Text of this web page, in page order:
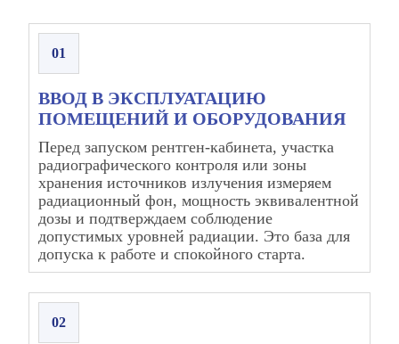
01
ВВОД В ЭКСПЛУАТАЦИЮ
ПОМЕЩЕНИЙ И ОБОРУДОВАНИЯ
Перед запуском рентген‑кабинета, участка
радиографического контроля или зоны
хранения источников излучения измеряем
радиационный фон, мощность эквивалентной
дозы и подтверждаем соблюдение
допустимых уровней радиации. Это база для
допуска к работе и спокойного старта.
02